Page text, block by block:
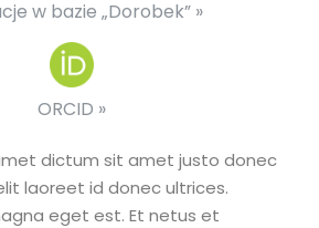
w bazie „Dorobek” »
ORCID »
dictum sit amet justo donec
laoreet id donec ultrices.
eget est. Et netus et